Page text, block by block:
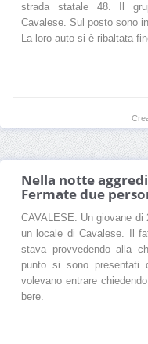
strada statale 48. Il
Cavalese. Sul posto sono
La loro auto si è ribaltata
Nella notte
Fermate due
CAVALESE. Un giovane
un locale di Cavalese. Il
stava provvedendo alla
punto si sono presentati
volevano entrare
bere.